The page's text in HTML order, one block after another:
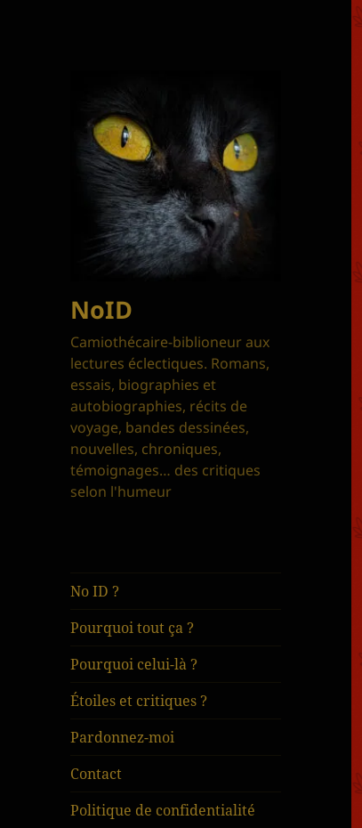
NoID
Camiothécaire-biblioneur aux
lectures éclectiques. Romans,
essais, biographies et
autobiographies, récits de
voyage, bandes dessinées,
nouvelles, chroniques,
témoignages… des critiques
selon l'humeur
No ID ?
Pourquoi tout ça ?
Pourquoi celui-là ?
Étoiles et critiques ?
Pardonnez-moi
Contact
Politique de confidentialité